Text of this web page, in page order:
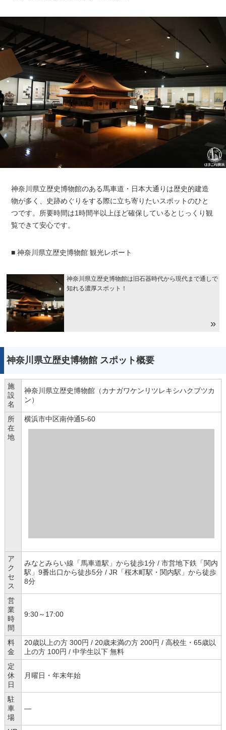
神奈川県立歴史博物館のある馬車道・日本大通りは歴史的建造
物が多く、史跡めぐりをする際に立ち寄りたいスポットのひと
つです。所要時間は1時間半以上ほど確保しているとじっくり観
覧できて安心です。
■ 神奈川県立歴史博物館 観光レポート
神奈川県立歴史博物館は旧石器時代から現代まで通しで
知れる濃厚スポット！
神奈川県立歴史博物館 スポット概要
施
設
名
神奈川県立歴史博物館（カナガワケンリツレキシハクブツカ
ン）
所
在
地
横浜市中区南仲通5-60
ア
ク
セ
ス
みなとみらい線「馬車道駅」から徒歩1分 / 市営地下鉄「関内
駅」9番出口から徒歩5分 / JR「桜木町駅・関内駅」から徒歩
8分
営
業
時
間
9:30～17:00
料
金
20歳以上の方 300円 / 20歳未満の方 200円 / 高校生・65歳以
上の方 100円 / 中学生以下 無料
定
休
日
月曜日・年末年始
駐
車
場
―